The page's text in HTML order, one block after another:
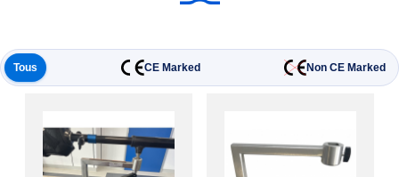
Tous CE Marked Non CE Marked